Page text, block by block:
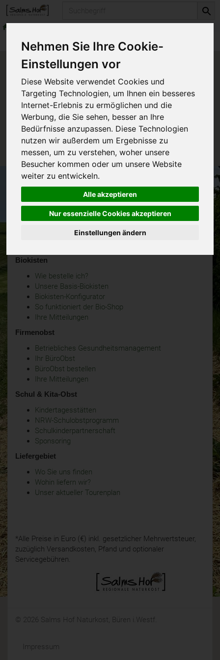
Nehmen Sie Ihre Cookie-
Einstellungen vor
Diese Website verwendet Cookies und
Targeting Technologien, um Ihnen ein besseres
Internet-Erlebnis zu ermöglichen und die
Werbung, die Sie sehen, besser an Ihre
Bedürfnisse anzupassen. Diese Technologien
nutzen wir außerdem um Ergebnisse zu
messen, um zu verstehen, woher unsere
Besucher kommen oder um unsere Website
weiter zu entwickeln.
Alle akzeptieren
Nur essenzielle Cookies akzeptieren
Einstellungen ändern
Produkte erlesene Weine Rotweine
Produkt "Burgenland Rot"
nicht verfügbar.
Das von Ihnen gesuchte Produkt ist leider zur Zeit
nicht verfügbar.
Biokisten
Wie bestelle ich?
Unsere Basis-Biokisten
Biokisten-Konfigurator
So funktioniert der Bio-Shop
Ihre Mitteilungen
Firmenobst
Betriebliches Gesundheitsmanagement
Ihr BüroObst
BüroObst bestellen
Ihre Mitteilungen
Schul & Kita-Obst
Kindertagesstätten
NRW-Schulobstprogramm
Schulkinderpartnerschaft
Sponsoring
Liefergebiet
Wo Sie uns finden
Wohin liefern wir?
Unser aktueller Tourenplan
*Alle Preise in Euro (€) inkl. gesetzlicher Mehrwertsteuer,
zuzüglich Versandkosten, Pfand und optionaler
Servicegebühren.
© 2026 Salms Hof Naturkost, Büren i.Westf.
Impressum